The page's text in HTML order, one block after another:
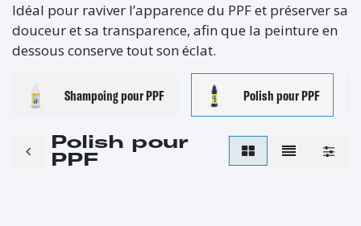
Idéal pour raviver l’apparence du PPF et préserver sa
douceur et sa transparence, afin que la peinture en
dessous conserve tout son éclat.
Shampoing pour PPF Polish pour PPF
Polish pour
PPF